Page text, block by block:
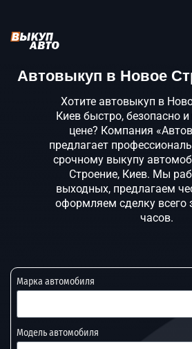
Автовыкуп в Новое
Хотите автовыкуп в
Киев быстро, безопасно
цене? Компания
предлагает
срочному выкупу
Строение, Киев. Мы
выходных, предлагаем
оформляем сделку всего
часов.
Марка автомобиля
Модель автомобиля